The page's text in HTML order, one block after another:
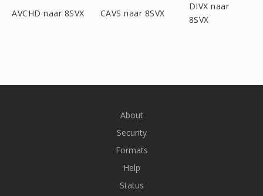
AVCHD naar 8SVX CAVS naar 8SVX
DIVX naar
8SVX
About
Security
Formats
Help
Status